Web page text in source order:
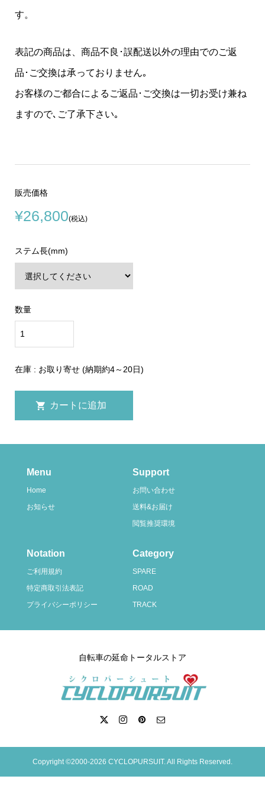
す。
表記の商品は、商品不良･誤配送以外の理由でのご返
品･ご交換は承っておりません｡
お客様のご都合によるご返品･ご交換は一切お受け兼ね
ますので､ご了承下さい｡
販売価格
¥26,800(税込)
ステム長(mm)
数量
在庫 : お取り寄せ (納期約4～20日)
Menu
Home
お知らせ
Support
お問い合わせ
送料&お届け
閲覧推奨環境
Notation
ご利用規約
特定商取引法表記
プライバシーポリシー
Category
SPARE
ROAD
TRACK
自転車の延命トータルストア
Copyright ©2000-2026 CYCLOPURSUIT. All Rights Reserved.